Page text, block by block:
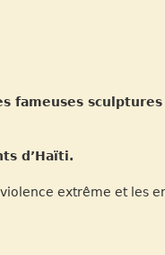
fameuses
d’Haïti.
extrême et les